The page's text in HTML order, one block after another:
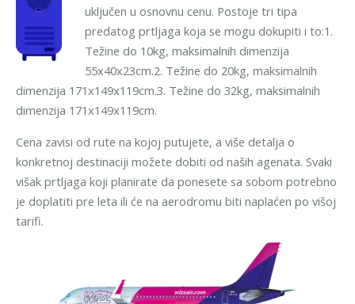
uključen u osnovnu cenu. Postoje tri tipa
predatog prtljaga koja se mogu dokupiti i to:1.
Težine do 10kg, maksimalnih dimenzija
55x40x23cm.2. Težine do 20kg, maksimalnih
dimenzija 171x149x119cm.3. Težine do 32kg, maksimalnih
dimenzija 171x149x119cm.
Cena zavisi od rute na kojoj putujete, a više detalja o
konkretnoj destinaciji možete dobiti od naših agenata. Svaki
višak prtljaga koji planirate da ponesete sa sobom potrebno
je doplatiti pre leta ili će na aerodromu biti naplaćen po višoj
tarifi.